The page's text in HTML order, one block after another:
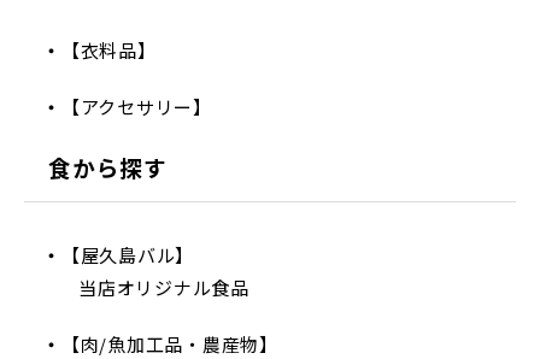
【衣料品】
【アクセサリー】
食から探す
【屋久島バル】
当店オリジナル食品
【肉/魚加工品・農産物】